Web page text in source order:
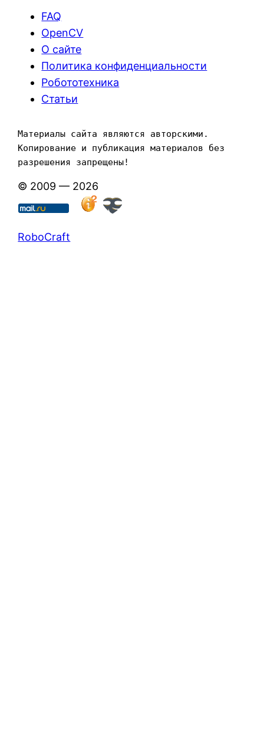
FAQ
OpenCV
О сайте
Политика конфиденциальности
Робототехника
Статьи
Материалы сайта являются авторскими.
Копирование и публикация материалов без
разрешения запрещены!
© 2009 — 2026
RoboCraft